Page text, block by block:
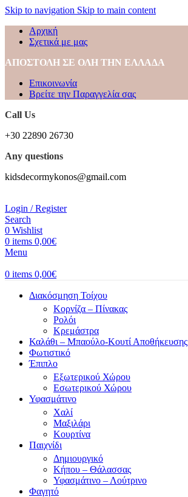
Skip to navigation Skip to main content
Αρχική
Σχετικά με μας
ΑΠΟΣΤΟΛΗ ΣΕ ΟΛΗ ΤΗΝ ΕΛΛΑΔΑ
Επικοινωνία
Βρείτε την Παραγγελία σας
Call Us
+30 22890 26730
Any questions
kidsdecormykonos@gmail.com
Login / Register
Search
0 Wishlist
0 items 0,00€
Menu
0 items 0,00€
Διακόσμηση Τοίχου
Κορνίζα – Πίνακας
Ρολόι
Κρεμάστρα
Καλάθι – Μπαούλο-Κουτί Αποθήκευσης
Φωτιστικό
Έπιπλο
Εξωτερικού Χώρου
Εσωτερικού Χώρου
Υφασμάτινο
Χαλί
Μαξιλάρι
Κουρτίνα
Παιχνίδι
Δημιουργικό
Κήπου – Θάλασσας
Υφασμάτινο – Λούτρινο
Φαγητό